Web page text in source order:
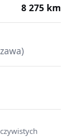
8 275 km